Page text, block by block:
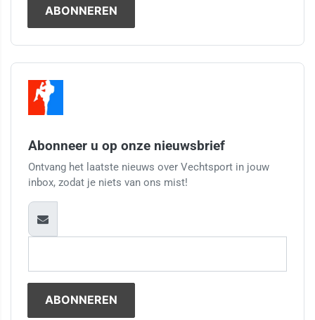
Abonneer u op onze nieuwsbrief
Ontvang het laatste nieuws over Vechtsport in jouw
inbox, zodat je niets van ons mist!